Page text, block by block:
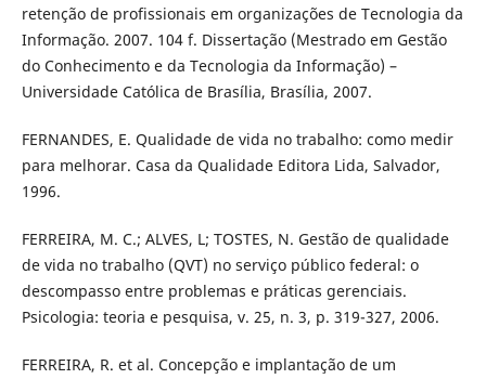
retenção de profissionais em organizações de Tecnologia da
Informação. 2007. 104 f. Dissertação (Mestrado em Gestão
do Conhecimento e da Tecnologia da Informação) –
Universidade Católica de Brasília, Brasília, 2007.
FERNANDES, E. Qualidade de vida no trabalho: como medir
para melhorar. Casa da Qualidade Editora Lida, Salvador,
1996.
FERREIRA, M. C.; ALVES, L; TOSTES, N. Gestão de qualidade
de vida no trabalho (QVT) no serviço público federal: o
descompasso entre problemas e práticas gerenciais.
Psicologia: teoria e pesquisa, v. 25, n. 3, p. 319-327, 2006.
FERREIRA, R. et al. Concepção e implantação de um